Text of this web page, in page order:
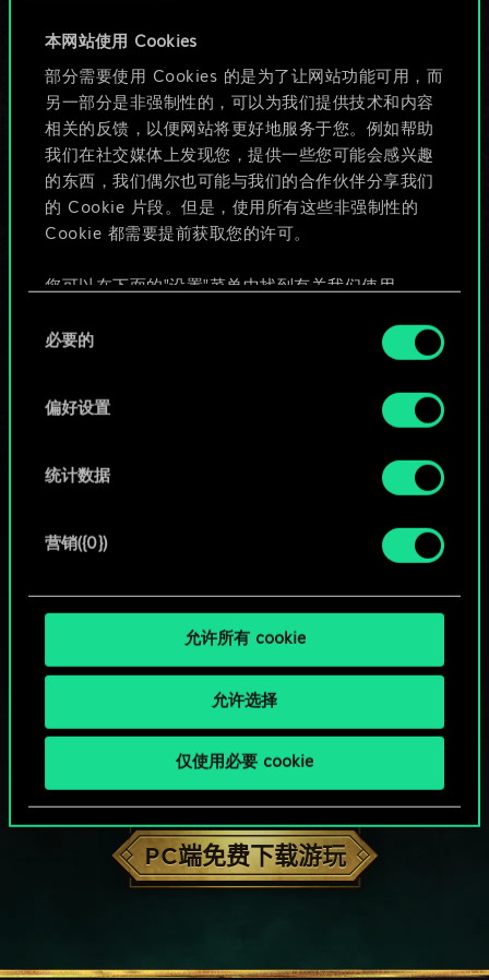
本网站使用 Cookies
部分需要使用 Cookies 的是为了让网站功能可用，而
另一部分是非强制性的，可以为我们提供技术和内容
相关的反馈，以便网站将更好地服务于您。例如帮助
我们在社交媒体上发现您，提供一些您可能会感兴趣
的东西，我们偶尔也可能与我们的合作伙伴分享我们
的 Cookie 片段。但是，使用所有这些非强制性的
Cookie 都需要提前获取您的许可。
您可以在下面的"设置"菜单中找到有关我们使用
好。一旦您了解了其中的内容并准备好继续，请点
必要的
偏好设置
统计数据
营销({0})
允许所有 cookie
允许选择
仅使用必要 cookie
牌，但能做的不止这
些！
给牌组命名并撰写攻略
编辑牌组
HOW ABOUT A ROUND OF GWENT?
PC端免费下载游玩